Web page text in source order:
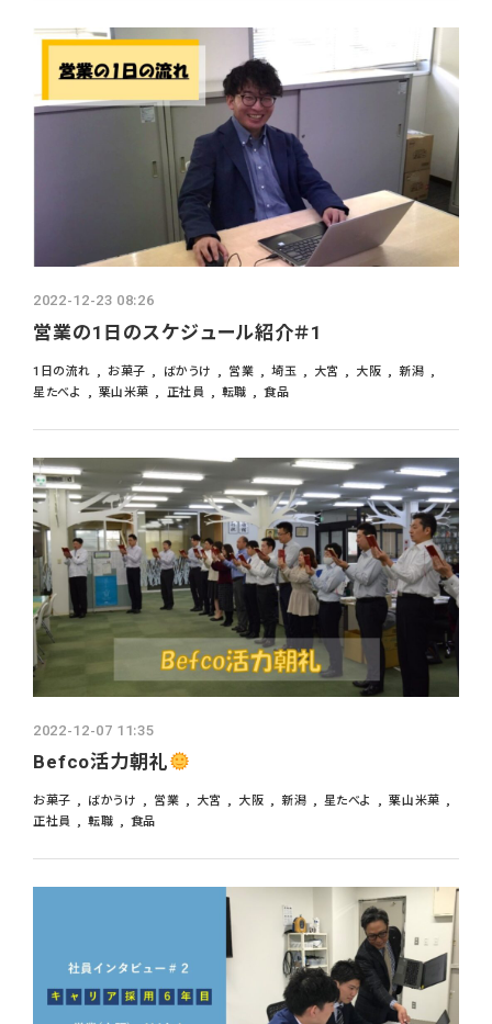
2022-12-23 08:26
営業の1日のスケジュール紹介＃1
1日の流れ お菓子 ばかうけ 営業 埼玉 大宮 大阪
新潟
星たべよ
栗山米菓 正社員 転職 食品
2022-12-07 11:35
Befco活力朝礼
お菓子 ばかうけ 営業 大宮 大阪 新潟 星たべよ
栗山米菓
正社員
転職 食品